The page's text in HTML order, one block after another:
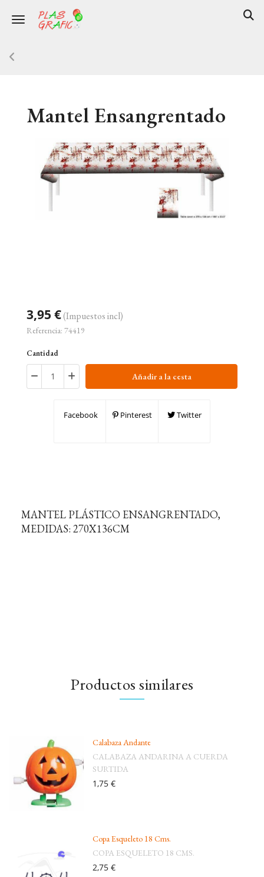
Toggle navigation
Mantel Ensangrentado
3,95 €(Impuestos incl)
Referencia: 74419
Cantidad
Añadir a la cesta
Facebook Pinterest Twitter
MANTEL PLÁSTICO ENSANGRENTADO,
MEDIDAS: 270X136CM
Productos similares
Calabaza Andante
CALABAZA ANDARINA A CUERDA
SURTIDA
1,75 €
Copa Esqueleto 18 Cms.
COPA ESQUELETO 18 CMS.
2,75 €